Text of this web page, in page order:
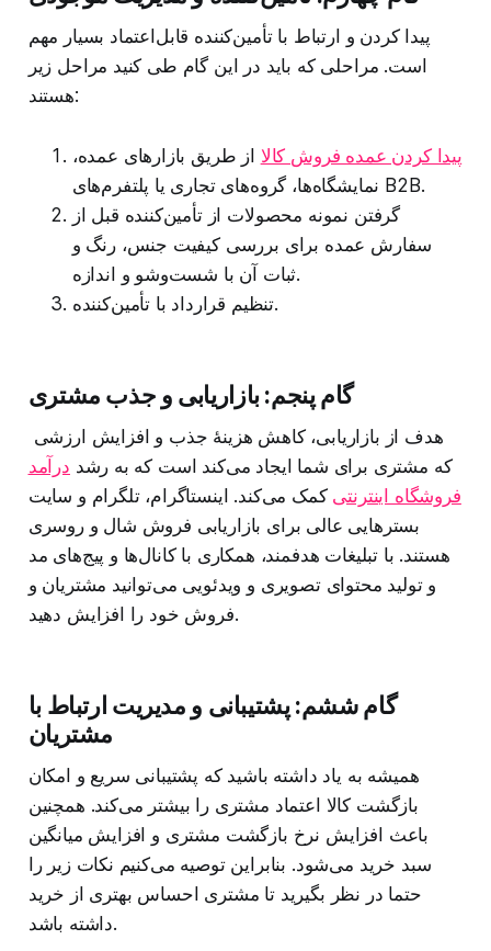
پیدا کردن و ارتباط با تأمین‌کننده قابل‌اعتماد بسیار مهم
است. مراحلی که باید در این گام طی کنید مراحل زیر
هستند:
پیدا کردن عمده فروش کالا از طریق بازارهای عمده،
نمایشگاه‌ها، گروه‌های تجاری یا پلتفرم‌های B2B.
گرفتن نمونه محصولات از تأمین‌کننده قبل از
سفارش عمده برای بررسی کیفیت جنس، رنگ و
ثبات آن با شست‌وشو و اندازه.
تنظیم قرارداد با تأمین‌کننده.
گام پنجم: بازاریابی و جذب مشتری
که مشتری برای شما ایجاد می‌کند است که به رشد درآمد
فروشگاه اینترنتی کمک می‌کند. اینستاگرام، تلگرام و سایت
بسترهایی عالی برای بازاریابی فروش شال و روسری
هستند. با تبلیغات هدفمند، همکاری با کانال‌ها و پیج‌های مد
و تولید محتوای تصویری و ویدئویی می‌توانید مشتریان و
فروش خود را افزایش دهید.
گام ششم: پشتیبانی و مدیریت ارتباط با
مشتریان
همیشه به یاد داشته باشید که پشتیبانی سریع و امکان
بازگشت کالا اعتماد مشتری را بیشتر می‌کند. همچنین
باعث افزایش نرخ بازگشت مشتری و افزایش میانگین
سبد خرید می‌شود. بنابراین توصیه می‌کنیم نکات زیر را
حتما در نظر بگیرید تا مشتری احساس بهتری از خرید
داشته باشد.